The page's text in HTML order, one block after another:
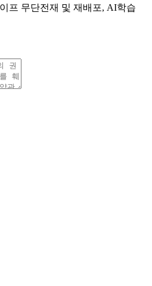
프 무단전재 및 재배포, AI학습